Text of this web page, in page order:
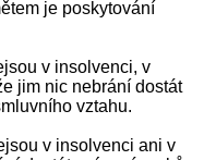
je poskytování
v insolvenci, v
jim nic nebrání dostát
vztahu.
v insolvenci ani v